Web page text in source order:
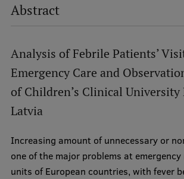
Abstract
Analysis of Febrile Patients’
Emergency Care and
of Children’s Clinical
Latvia
Increasing amount of unnecessary or
one of the major problems at
units of European countries, with fever